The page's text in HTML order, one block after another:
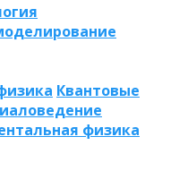
Квантовые
физика